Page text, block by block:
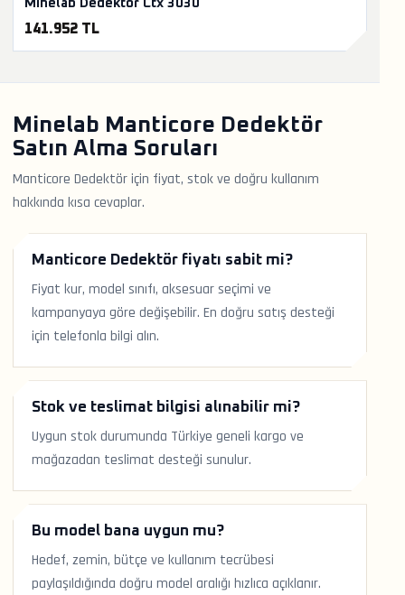
Minelab Dedektör Ctx 3030
141.952 TL
Minelab Manticore Dedektör
Satın Alma Soruları
Manticore Dedektör için fiyat, stok ve doğru kullanım
hakkında kısa cevaplar.
Manticore Dedektör fiyatı sabit mi?
Fiyat kur, model sınıfı, aksesuar seçimi ve
kampanyaya göre değişebilir. En doğru satış desteği
için telefonla bilgi alın.
Stok ve teslimat bilgisi alınabilir mi?
Uygun stok durumunda Türkiye geneli kargo ve
mağazadan teslimat desteği sunulur.
Bu model bana uygun mu?
Hedef, zemin, bütçe ve kullanım tecrübesi
paylaşıldığında doğru model aralığı hızlıca açıklanır.